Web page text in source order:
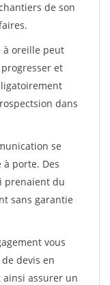
de son
à oreille peut
et
dans
se
porte. Des
prenaient du
sans garantie
vous
devis en
assurer un